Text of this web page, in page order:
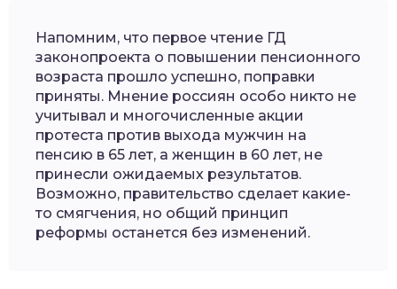
Напомним, что первое чтение ГД
законопроекта о повышении пенсионного
возраста прошло успешно, поправки
приняты. Мнение россиян особо никто не
учитывал и многочисленные акции
протеста против выхода мужчин на
пенсию в 65 лет, а женщин в 60 лет, не
принесли ожидаемых результатов.
Возможно, правительство сделает какие-
то смягчения, но общий принцип
реформы останется без изменений.